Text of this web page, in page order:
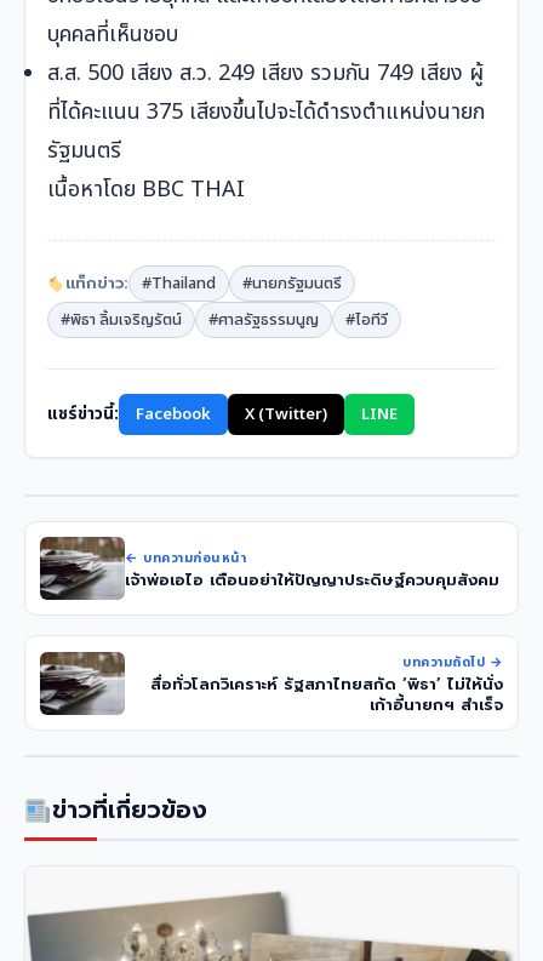
บุคคลที่เห็นชอบ
ส.ส. 500 เสียง ส.ว. 249 เสียง รวมกัน 749 เสียง ผู้
ที่ได้คะแนน 375 เสียงขึ้นไปจะได้ดำรงตำแหน่งนายก
รัฐมนตรี
เนื้อหาโดย BBC THAI
แท็กข่าว: #Thailand
#นายกรัฐมนตรี
#พิธา ลิ้มเจริญรัตน์
#ศาลรัฐธรรมนูญ #ไอทีวี
แชร์ข่าวนี้: Facebook X (Twitter) LINE
← บทความก่อนหน้า
เจ้าพ่อเอไอ เตือนอย่าให้ปัญญาประดิษฐ์ควบคุมสังคม
บทความถัดไป →
สื่อทั่วโลกวิเคราะห์ รัฐสภาไทยสกัด ‘พิธา’ ไม่ให้นั่ง
เก้าอี้นายกฯ สำเร็จ
ข่าวที่เกี่ยวข้อง